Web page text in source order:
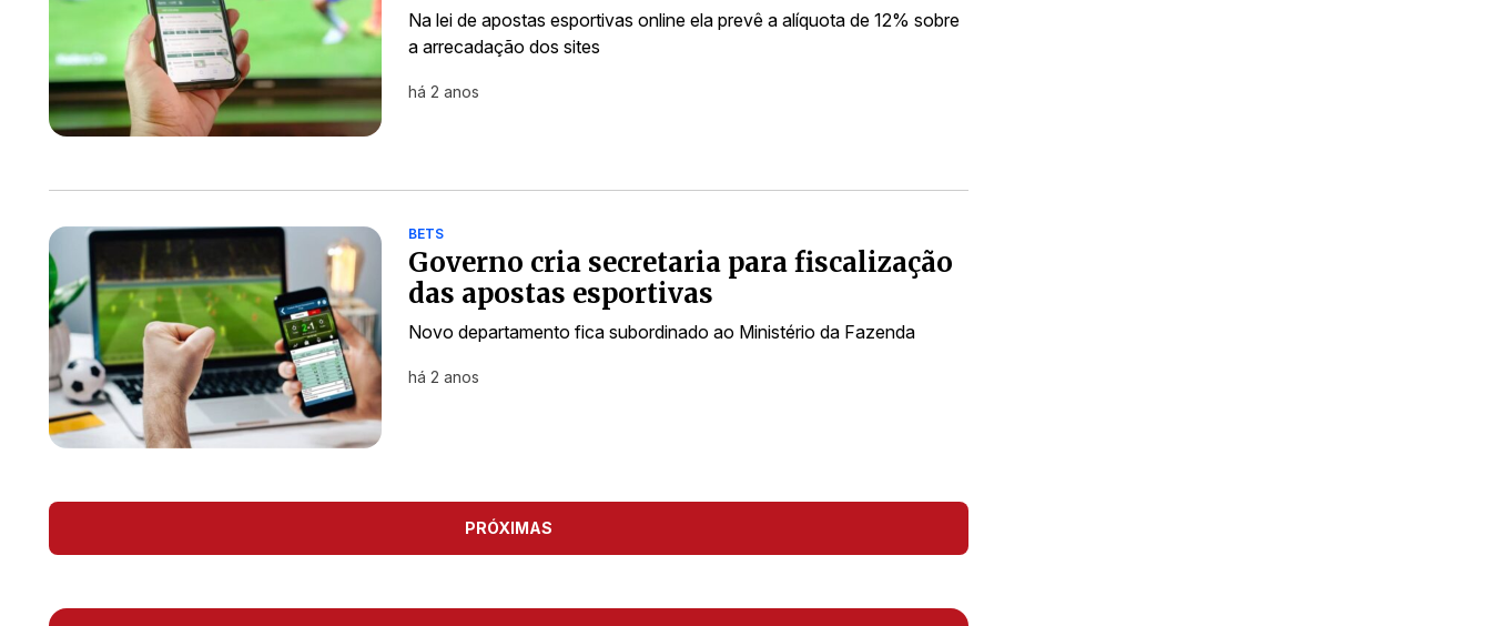
Na lei de apostas esportivas online ela prevê a alíquota de 12% sobre
a arrecadação dos sites
há 2 anos
BETS
Governo cria secretaria para fiscalização
das apostas esportivas
Novo departamento fica subordinado ao Ministério da Fazenda
há 2 anos
PRÓXIMAS